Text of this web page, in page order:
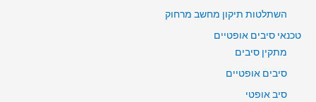
השתלטות תיקון מחשב מרחוק
טכנאי סיבים אופטיים
מתקין סיבים
סיבים אופטיים
סיב אופטי